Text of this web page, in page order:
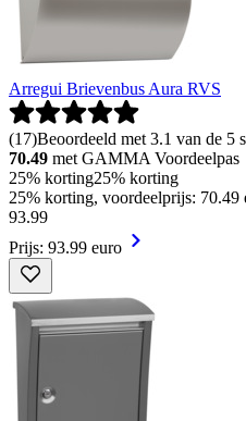
Arregui Brievenbus Aura RVS
(17)Beoordeeld met 3.1 van de 5
70.49 met GAMMA Voordeelpas
25% korting25% korting
25% korting, voordeelprijs:
93.99
Prijs: 93.99 euro